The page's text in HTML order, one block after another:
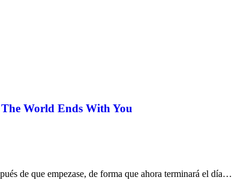
World Ends With You
de que empezase, de forma que ahora terminará el día…